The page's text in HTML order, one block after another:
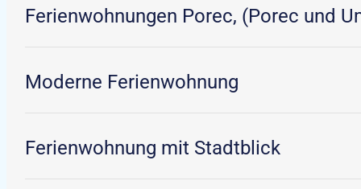
Ferienwohnungen Porec, (Porec und
Moderne Ferienwohnung
Ferienwohnung mit Stadtblick